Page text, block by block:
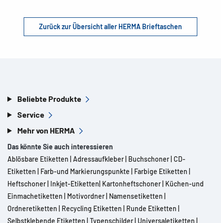
Zurück zur Übersicht aller HERMA Brieftaschen
Beliebte Produkte
Service
Mehr von HERMA
Das könnte Sie auch interessieren
Ablösbare Etiketten Adressaufkleber Buchschoner CD-
Etiketten
Farb-und Markierungspunkte Farbige Etiketten
Heftschoner Inkjet-Etiketten Kartonheftschoner Küchen-und
Einmachetiketten
Motivordner Namensetiketten
Ordneretiketten
Recycling Etiketten Runde Etiketten
Selbstklebende Etiketten Typenschilder Universaletiketten